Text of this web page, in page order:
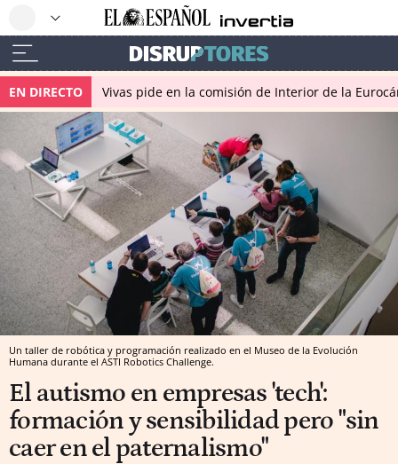
EN DIRECTO Vivas pide en la comisión de Interior de la
Un taller de robótica y programación realizado en el Museo de la Evolución
Humana durante el ASTI Robotics Challenge.
El autismo en empresas 'tech':
formación y sensibilidad pero "sin
caer en el paternalismo"